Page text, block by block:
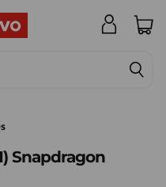
Snapdragon